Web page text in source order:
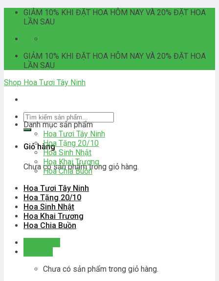
Skip
GIẢM 10% KHI ĐẶT HOA HÔM NAY VÀ 20% ĐẶT HOA
LẦN SAU
GIẢM 10% KHI ĐẶT HOA HÔM NAY VÀ 20% ĐẶT HOA
LẦN SAU
Shop Hoa Tươi Tây Ninh
Tìm
kiếm:
Giỏ hàng
Chưa có sản phẩm trong giỏ hàng.
Danh mục sản phẩm
Hoa Tươi Tây Ninh
Hoa Tặng 20/10
Hoa Sinh Nhật
Hoa Khai Trương
Hoa Chia Buồn
Hoa Tươi Tây Ninh
Hoa Tặng 20/10
Hoa Sinh Nhật
Hoa Khai Trương
Hoa Chia Buồn
Chưa có sản phẩm trong giỏ hàng.